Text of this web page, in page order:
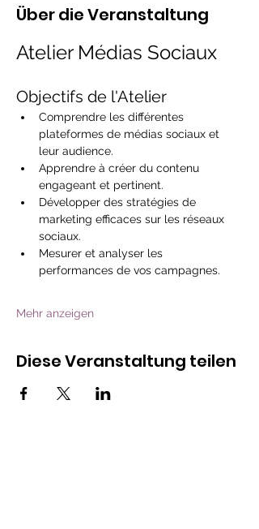
Über die Veranstaltung
Atelier Médias Sociaux
Objectifs de l'Atelier
Comprendre les différentes
plateformes de médias sociaux et
leur audience.
Apprendre à créer du contenu
engageant et pertinent.
Développer des stratégies de
marketing efficaces sur les réseaux
sociaux.
Mesurer et analyser les
performances de vos campagnes.
Mehr anzeigen
Diese Veranstaltung teilen